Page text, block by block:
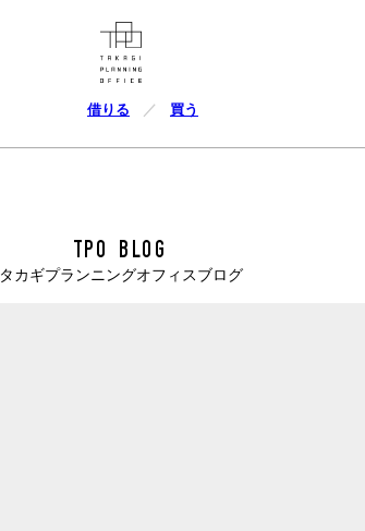
借りる 買う
TPO BLOG
タカギプランニングオフィスブログ